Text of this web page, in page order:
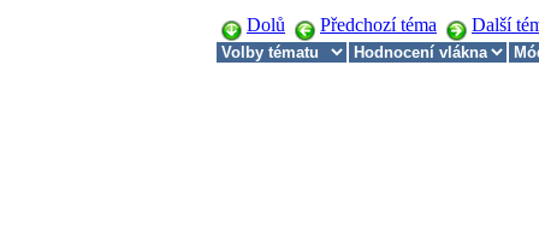
Dolů Předchozí téma Další